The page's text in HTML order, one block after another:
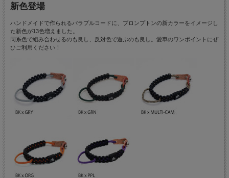
新色登場
ハンドメイドで作られるパラプルコードに、ブロンプトンの新カラーをイメージし
た新色が13色増えました。
同系色で組み合わせるのも良し、反対色で遊ぶのも良し。愛車のワンポイントにぜ
ひご利用ください！